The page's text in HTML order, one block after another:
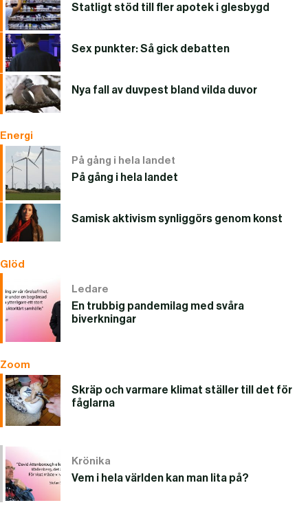
Statligt stöd till fler apotek i glesbygd
Sex punkter: Så gick debatten
Nya fall av duvpest bland vilda duvor
Energi
På gång i hela landet
På gång i hela landet
Samisk aktivism synliggörs genom konst
Glöd
Ledare
En trubbig pandemilag med svåra
biverkningar
Zoom
Skräp och varmare klimat ställer till det för
fåglarna
Krönika
Vem i hela världen kan man lita på?